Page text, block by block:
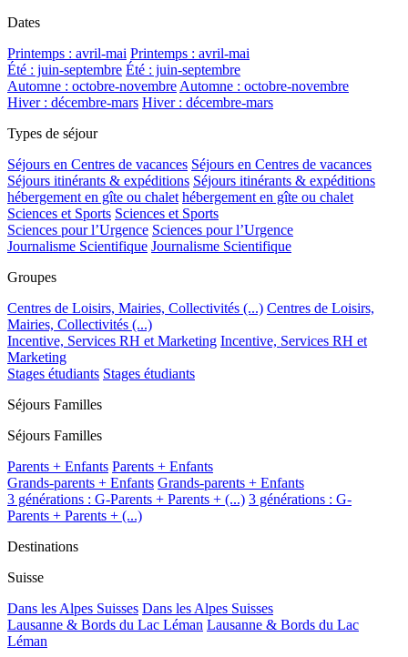
Dates
Printemps : avril-mai Printemps : avril-mai
Été : juin-septembre Été : juin-septembre
Automne : octobre-novembre Automne : octobre-novembre
Hiver : décembre-mars Hiver : décembre-mars
Types de séjour
Séjours en Centres de vacances Séjours en Centres de vacances
Séjours itinérants & expéditions Séjours itinérants & expéditions
hébergement en gîte ou chalet hébergement en gîte ou chalet
Sciences et Sports Sciences et Sports
Sciences pour l’Urgence Sciences pour l’Urgence
Journalisme Scientifique Journalisme Scientifique
Groupes
Centres de Loisirs, Mairies, Collectivités (...) Centres de Loisirs,
Mairies, Collectivités (...)
Incentive, Services RH et Marketing Incentive, Services RH et
Marketing
Stages étudiants Stages étudiants
Séjours Familles
Séjours Familles
Parents + Enfants Parents + Enfants
Grands-parents + Enfants Grands-parents + Enfants
3 générations : G-Parents + Parents + (...) 3 générations : G-
Parents + Parents + (...)
Destinations
Suisse
Dans les Alpes Suisses Dans les Alpes Suisses
Lausanne & Bords du Lac Léman Lausanne & Bords du Lac
Léman